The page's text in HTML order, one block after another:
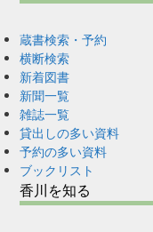
蔵書検索・予約
横断検索
新着図書
新聞一覧
雑誌一覧
貸出しの多い資料
予約の多い資料
ブックリスト
香川を知る